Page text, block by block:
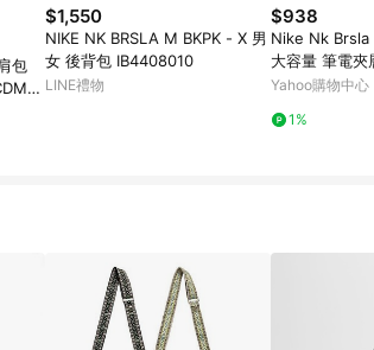
包
$1,550
NIKE NK BRSLA M BKPK - X 男
女 後背包 IB4408010
LINE禮物
$938
Nike Nk Brsla
大容量 筆電夾
後背包
Yahoo購物中心
1%